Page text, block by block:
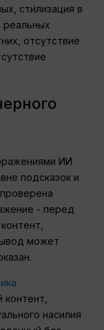
стилизация в
реальных
отсутствие
ИИ
подсказок и
- перед
может
насилия